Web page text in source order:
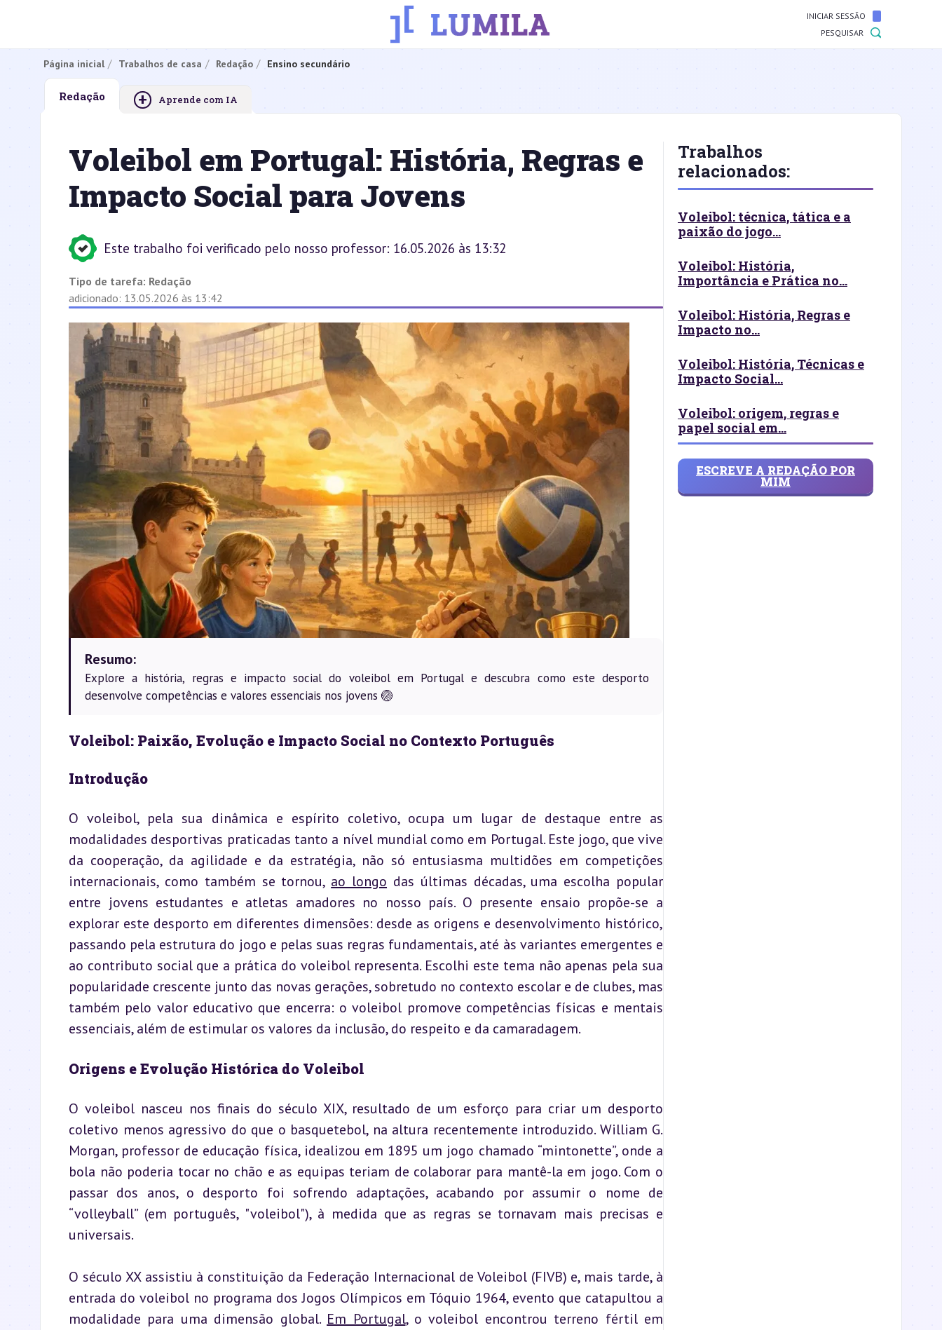
INICIAR SESSÃO
PESQUISAR
Página inicial Trabalhos de casa Redação Ensino secundário
Redação + Aprende com IA
Voleibol em Portugal: História, Regras e
Impacto Social para Jovens
Este trabalho foi verificado pelo nosso professor: 16.05.2026 às 13:32
Tipo de tarefa: Redação
adicionado: 13.05.2026 às 13:42
Resumo:
Explore a história, regras e impacto social do voleibol em Portugal e descubra como este desporto
desenvolve competências e valores essenciais nos jovens 🏐
Voleibol: Paixão, Evolução e Impacto Social no Contexto Português
Introdução
O voleibol, pela sua dinâmica e espírito coletivo, ocupa um lugar de destaque entre as
modalidades desportivas praticadas tanto a nível mundial como em Portugal. Este jogo, que vive
da cooperação, da agilidade e da estratégia, não só entusiasma multidões em competições
internacionais, como também se tornou, ao longo das últimas décadas, uma escolha popular
entre jovens estudantes e atletas amadores no nosso país. O presente ensaio propõe-se a
explorar este desporto em diferentes dimensões: desde as origens e desenvolvimento histórico,
passando pela estrutura do jogo e pelas suas regras fundamentais, até às variantes emergentes e
ao contributo social que a prática do voleibol representa. Escolhi este tema não apenas pela sua
popularidade crescente junto das novas gerações, sobretudo no contexto escolar e de clubes, mas
também pelo valor educativo que encerra: o voleibol promove competências físicas e mentais
essenciais, além de estimular os valores da inclusão, do respeito e da camaradagem.
Origens e Evolução Histórica do Voleibol
O voleibol nasceu nos finais do século XIX, resultado de um esforço para criar um desporto
coletivo menos agressivo do que o basquetebol, na altura recentemente introduzido. William G.
Morgan, professor de educação física, idealizou em 1895 um jogo chamado “mintonette”, onde a
bola não poderia tocar no chão e as equipas teriam de colaborar para mantê-la em jogo. Com o
passar dos anos, o desporto foi sofrendo adaptações, acabando por assumir o nome de
“volleyball” (em português, "voleibol"), à medida que as regras se tornavam mais precisas e
universais.
O século XX assistiu à constituição da Federação Internacional de Voleibol (FIVB) e, mais tarde, à
entrada do voleibol no programa dos Jogos Olímpicos em Tóquio 1964, evento que catapultou a
modalidade para uma dimensão global. Em Portugal, o voleibol encontrou terreno fértil em
Trabalhos
relacionados:
Voleibol: técnica, tática e a
paixão do jogo...
Voleibol: História,
Importância e Prática no...
Voleibol: História, Regras e
Impacto no...
Voleibol: História, Técnicas e
Impacto Social...
Voleibol: origem, regras e
papel social em...
ESCREVE A REDAÇÃO POR
MIM